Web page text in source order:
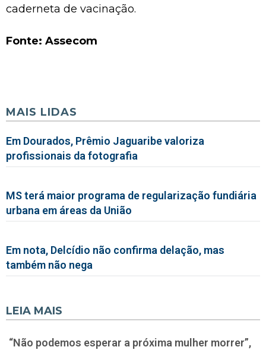
caderneta de vacinação.
Fonte: Assecom
MAIS LIDAS
Em Dourados, Prêmio Jaguaribe valoriza
profissionais da fotografia
MS terá maior programa de regularização fundiária
urbana em áreas da União
Em nota, Delcídio não confirma delação, mas
também não nega
LEIA MAIS
“Não podemos esperar a próxima mulher morrer”,